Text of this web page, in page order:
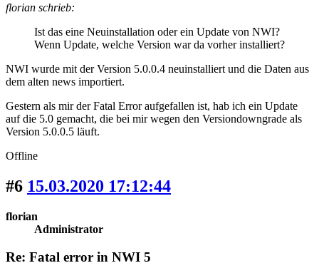
florian schrieb:
Ist das eine Neuinstallation oder ein Update von NWI?
Wenn Update, welche Version war da vorher installiert?
NWI wurde mit der Version 5.0.0.4 neuinstalliert und die Daten aus
dem alten news importiert.
Gestern als mir der Fatal Error aufgefallen ist, hab ich ein Update
auf die 5.0 gemacht, die bei mir wegen den Versiondowngrade als
Version 5.0.0.5 läuft.
Offline
#6 15.03.2020 17:12:44
florian
Administrator
Re: Fatal error in NWI 5